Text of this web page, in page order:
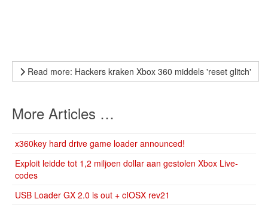
Read more: Hackers kraken Xbox 360 middels 'reset glitch'
More Articles …
x360key hard drive game loader announced!
Exploit leidde tot 1,2 miljoen dollar aan gestolen Xbox Live-
codes
USB Loader GX 2.0 is out + cIOSX rev21